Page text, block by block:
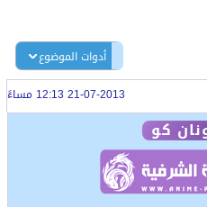
أدوات الموضوع
21-07-2013 12:13 مساءً
كو